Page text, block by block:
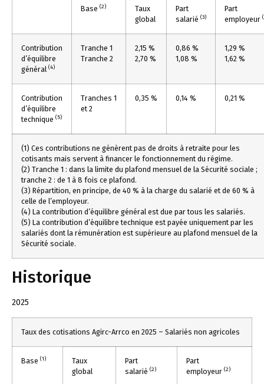
Base (2)
Taux
global
Part
salarié (3)
Part
employeur
Contribution
d’équilibre
général (4)
Tranche 1
Tranche 2
2,15 %
2,70 %
0,86 %
1,08 %
1,29 %
1,62 %
Contribution
d’équilibre
technique (5)
Tranches 1
et 2
0,35 % 0,14 % 0,21 %
(1) Ces contributions ne génèrent pas de droits à retraite pour les
cotisants mais servent à financer le fonctionnement du régime.
(2) Tranche 1 : dans la limite du plafond mensuel de la Sécurité sociale ;
tranche 2 : de 1 à 8 fois ce plafond.
(3) Répartition, en principe, de 40 % à la charge du salarié et de 60 % à
celle de l’employeur.
(4) La contribution d’équilibre général est due par tous les salariés.
(5) La contribution d’équilibre technique est payée uniquement par les
salariés dont la rémunération est supérieure au plafond mensuel de la
Sécurité sociale.
Historique
2025
Taux des cotisations Agirc-Arrco en 2025 – Salariés non agricoles
Base (1)
Taux
global
Part
salarié (2)
Part
employeur (2)